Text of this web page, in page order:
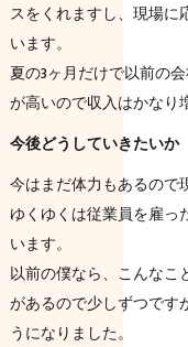
スをくれますし、現場に
います。
夏の3ヶ月だけで以前の
が高いので収入はかなり
今後どうしていきたいか
今はまだ体力もあるので
ゆくゆくは従業員を雇っ
います。
以前の僕なら、こんなこ
があるので少しずつです
うになりました。